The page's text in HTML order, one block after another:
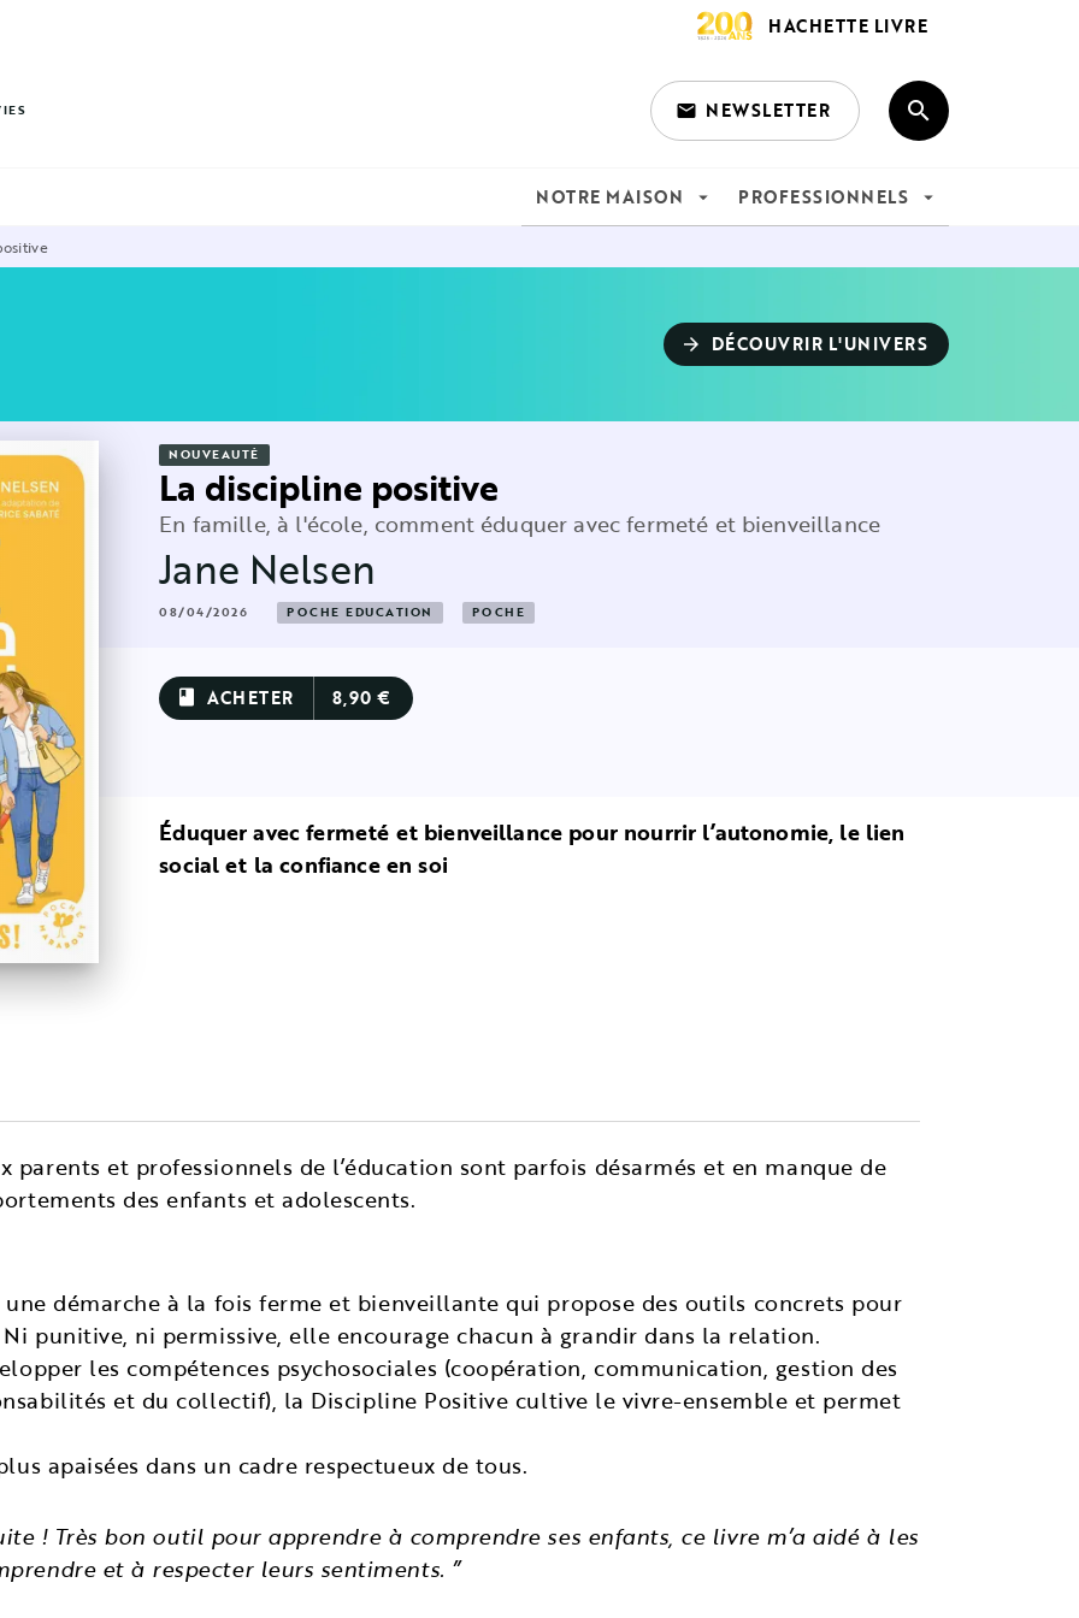
HACHETTE LIVRE
email NEWSLETTER search
NOTRE MAISON arrow_drop_down PROFESSIONNELS arrow_drop_down
arrow_forward DÉCOUVRIR L'UNIVERS
NOUVEAUTÉ
La discipline positive
En famille, à l'école, comment éduquer avec fermeté et bienveillance
Jane Nelsen
08/04/2026 POCHE EDUCATION POCHE
book ACHETER 8,90 €
Éduquer avec fermeté et bienveillance pour nourrir l’autonomie, le lien
social et la confiance en soi
parents et professionnels de l’éducation sont parfois désarmés et en manque de
des enfants et adolescents.
une démarche à la fois ferme et bienveillante qui propose des outils concrets pour
punitive, ni permissive, elle encourage chacun à grandir dans la relation.
les compétences psychosociales (coopération, communication, gestion des
et du collectif), la Discipline Positive cultive le vivre-ensemble et permet
apaisées dans un cadre respectueux de tous.
! Très bon outil pour apprendre à comprendre ses enfants, ce livre m’a aidé à les
et à respecter leurs sentiments. ”